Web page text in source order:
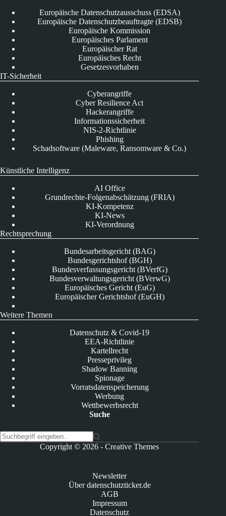
Europäische Datenschutzausschuss (EDSA)
Europäische Datenschutzbeauftragte (EDSB)
Europäische Kommission
Europäisches Parlament
Europäischer Rat
Europäisches Recht
Gesetzesvorhaben
IT-Sicherheit
Cyberangriffe
Cyber Resilience Act
Hackerangriffe
Informationssicherheit
NIS-2-Richtlinie
Phishing
Schadsoftware (Maleware, Ransomware & Co.)
Künstliche Intelligenz
AI Office
Grundrechte-Folgenabschätzung (FRIA)
KI-Kompetenz
KI-News
KI-Verordnung
Rechtsprechung
Bundesarbeitsgericht (BAG)
Bundesgerichtshof (BGH)
Bundesverfassungsgericht (BVerfG)
Bundesverwaltungsgericht (BVerwG)
Europäisches Gericht (EuG)
Europäischer Gerichtshof (EuGH)
Weitere Themen
Datenschutz & Covid-19
EEA-Richtlinie
Kartellrecht
Presseprivileg
Shadow Banning
Spionage
Vorratsdatenspeicherung
Werbung
Wettbewerbsrecht
Suche
Copyright © 2026 -Creative Themes
Newsletter
Über datenschutzticker.de
AGB
Impressum
Datenschutz